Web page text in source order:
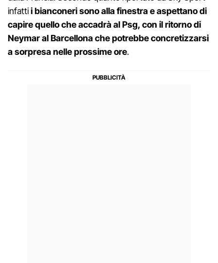
infattii bianconeri sono alla finestra e aspettano di
capire quello che accadrà al Psg, con il ritorno di
Neymar al Barcellona che potrebbe concretizzarsi
a sorpresa nelle prossime ore.